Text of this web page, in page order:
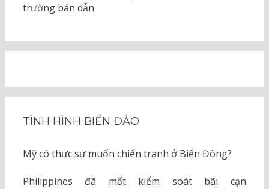
trường bán dẫn
TÌNH HÌNH BIỂN ĐẢO
Mỹ có thực sự muốn chiến tranh ở Biển Đông?
Philippines đã mất kiểm soát bãi cạn